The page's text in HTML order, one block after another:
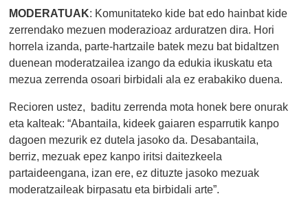
MODERATUAK: Komunitateko kide bat edo hainbat kide
zerrendako mezuen moderazioaz arduratzen dira. Hori
horrela izanda, parte-hartzaile batek mezu bat bidaltzen
duenean moderatzailea izango da edukia ikuskatu eta
mezua zerrenda osoari birbidali ala ez erabakiko duena.
Recioren ustez, baditu zerrenda mota honek bere onurak
eta kalteak: “Abantaila, kideek gaiaren esparrutik kanpo
dagoen mezurik ez dutela jasoko da. Desabantaila,
berriz, mezuak epez kanpo iritsi daitezkeela
partaideengana, izan ere, ez dituzte jasoko mezuak
moderatzaileak birpasatu eta birbidali arte”.